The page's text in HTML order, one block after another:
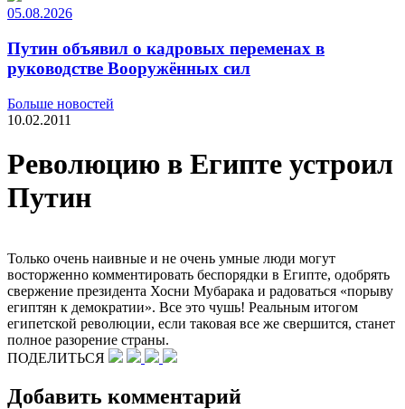
05.08.2026
Путин объявил о кадровых переменах в
руководстве Вооружённых сил
Больше новостей
10.02.2011
Революцию в Египте устроил
Путин
Только очень наивные и не очень умные люди могут
восторженно комментировать беспорядки в Египте, одобрять
свержение президента Хосни Мубарака и радоваться «порыву
египтян к демократии». Все это чушь! Реальным итогом
египетской революции, если таковая все же свершится, станет
полное разорение страны.
ПОДЕЛИТЬСЯ
Добавить комментарий